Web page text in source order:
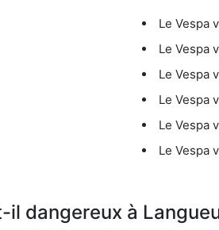
Le Vespa
Le Vespa
Le Vespa
Le Vespa
Le Vespa
Le Vespa
dangereux à